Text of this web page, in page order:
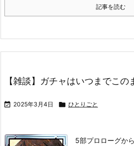
記事を読む
【雑談】ガチャはいつまでこの
 2025年3月4日  ひとりごと
5部プロローグか